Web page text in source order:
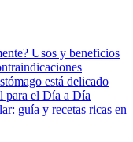
Usos y beneficios
está delicado
para el Día a Día
guía y recetas ricas en